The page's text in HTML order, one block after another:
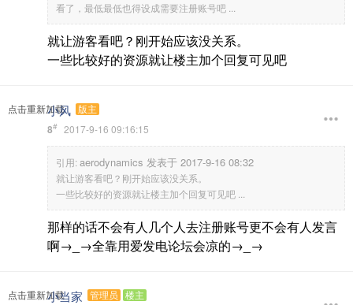
看了，最低最低也得设成需要注册账号吧 ...
就让游客看吧？刚开始应该没关系。
一些比较好的资源就让楼主加个回复可见吧
点击重新加载
小风 版主
8# 2017-9-16 09:16:15
引用: aerodynamics 发表于 2017-9-16 08:32
就让游客看吧？刚开始应该没关系。
一些比较好的资源就让楼主加个回复可见吧 ...
那样的话不会有人几个人去注册账号更不会有人发言
啊→_→全靠用爱发电论坛会凉的→_→
点击重新加载小当家 管理员 楼主